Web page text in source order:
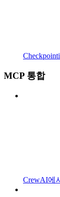
MCP 통합
CrewAI에